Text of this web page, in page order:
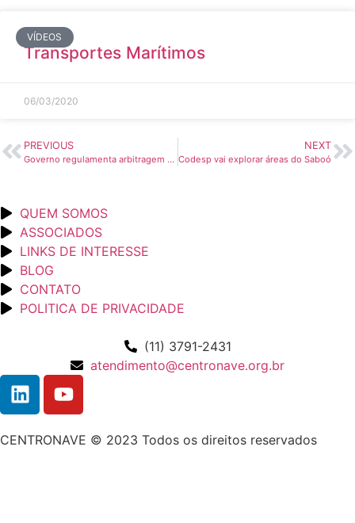
VÍDEOS
Transportes Marítimos
06/03/2020
PREVIOUS
Governo regulamenta arbitragem no setor de transportes e logística
NEXT
Codesp vai explorar áreas do Saboó
QUEM SOMOS
ASSOCIADOS
LINKS DE INTERESSE
BLOG
CONTATO
POLITICA DE PRIVACIDADE
(11) 3791-2431
atendimento@centronave.org.br
CENTRONAVE © 2023 Todos os direitos reservados